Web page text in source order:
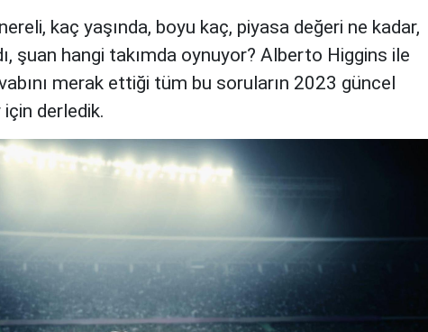
kaç yaşında, boyu kaç, piyasa değeri ne kadar,
şuan hangi takımda oynuyor? Alberto Higgins ile
merak ettiği tüm bu soruların 2023 güncel
derledik.